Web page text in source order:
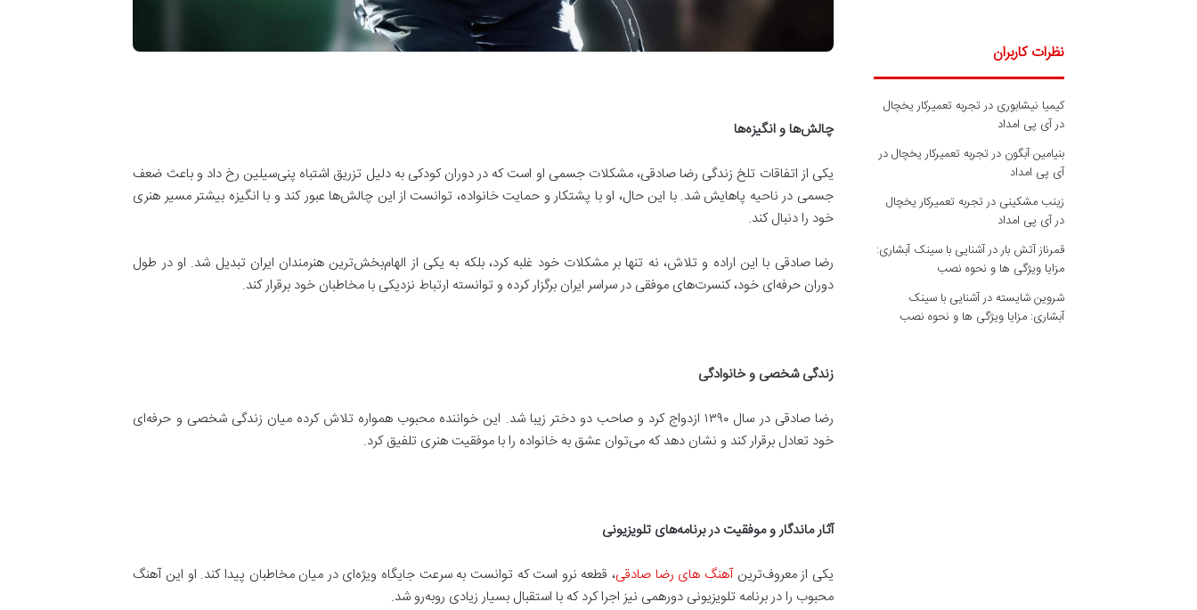
چالش‌ها و انگیزه‌ها
یکی از اتفاقات تلخ زندگی رضا صادقی، مشکلات جسمی او است که در دوران کودکی به دلیل تزریق اشتباه پنی‌سیلین رخ داد و باعث ضعف
جسمی در ناحیه پاهایش شد. با این حال، او با پشتکار و حمایت خانواده، توانست از این چالش‌ها عبور کند و با انگیزه بیشتر مسیر هنری
خود را دنبال کند.
رضا صادقی با این اراده و تلاش، نه تنها بر مشکلات خود غلبه کرد، بلکه به یکی از الهام‌بخش‌ترین هنرمندان ایران تبدیل شد. او در طول
دوران حرفه‌ای خود، کنسرت‌های موفقی در سراسر ایران برگزار کرده و توانسته ارتباط نزدیکی با مخاطبان خود برقرار کند.
زندگی شخصی و خانوادگی
رضا صادقی در سال ۱۳۹۰ ازدواج کرد و صاحب دو دختر زیبا شد. این خواننده محبوب همواره تلاش کرده میان زندگی شخصی و حرفه‌ای
خود تعادل برقرار کند و نشان دهد که می‌توان عشق به خانواده را با موفقیت هنری تلفیق کرد.
آثار ماندگار و موفقیت در برنامه‌های تلویزیونی
یکی از معروف‌ترینآهنگ ‌های رضا صادقی، قطعه نرو است که توانست به سرعت جایگاه ویژه‌ای در میان مخاطبان پیدا کند. او این آهنگ
محبوب را در برنامه تلویزیونی دورهمی نیز اجرا کرد که با استقبال بسیار زیادی روبه‌رو شد.
نظرات کاربران
کیمیا نیشابوری درتجربه تعمیرکار یخچال
در آی پی امداد
بنیامین آبگون درتجربه تعمیرکار یخچال در
آی پی امداد
زینب مشکینی درتجربه تعمیرکار یخچال
در آی پی امداد
قمرناز آتش باردرآشنایی با سینک آبشاری:
مزایا ویژگی ها و نحوه نصب
شروین شایسته درآشنایی با سینک
آبشاری: مزایا ویژگی ها و نحوه نصب